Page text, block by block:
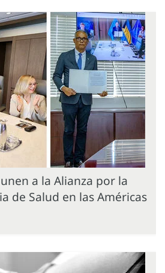
a la Alianza por la
de Salud en las Américas